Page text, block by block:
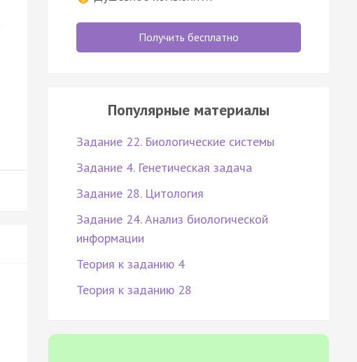
Получить бесплатно
Популярные материалы
Задание 22. Биологические системы
Задание 4. Генетическая задача
Задание 28. Цитология
Задание 24. Анализ биологической
информации
Теория к заданию 4
Теория к заданию 28